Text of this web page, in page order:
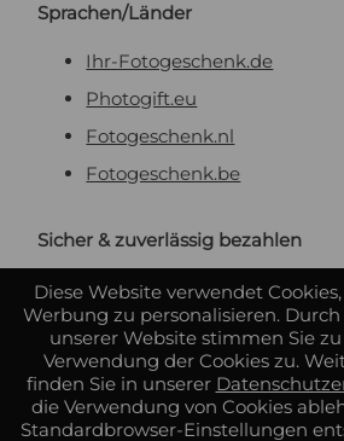
Diese Website verwendet
Werbung zu personalisieren.
unserer Website stimmen Sie
Verwendung der Cookies zu.
finden Sie in unserer
die Verwendung von Cookies
Standardbrowser-Einstellungen
Sprachen/Länder
Ihr-Fotogeschenk.de
Photogift.eu
Fotogeschenk.nl
Fotogeschenk.be
Sicher & zuverlässig bezahlen